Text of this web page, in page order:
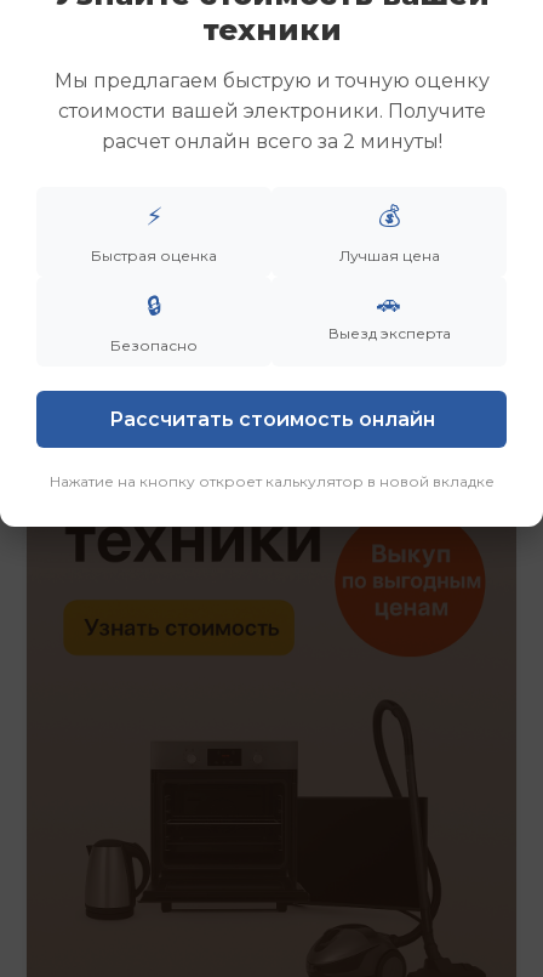
Скупка ноутбуков
Скупка ультрабуков
Скупка игровых ноутбуков
Скупка рабочих ноутбуков
Скупка старых ноутбуков (б/у)
Заказать Смотреть еще
техники
Мы предлагаем быструю и точную оценку
стоимости вашей электроники. Получите
расчет онлайн всего за 2 минуты!
⚡
Быстрая оценка
💰
Лучшая цена
🔒
Безопасно
🚗
Выезд эксперта
Рассчитать стоимость онлайн
Нажатие на кнопку откроет калькулятор в новой вкладке